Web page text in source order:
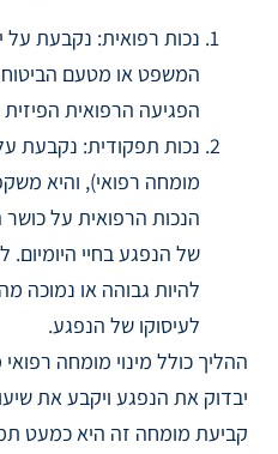
נכות רפואית: נקבעת על
המשפט או מטעם
הפגיעה הרפואית
נכות תפקודית: נקבעת
מומחה רפואי), והיא
הנכות הרפואית על
של הנפגע בחיי היומיום.
להיות גבוהה או נמוכה
לעיסוקו של הנפגע.
ההליך כולל מינוי מומחה
יבדוק את הנפגע ויקבע את
קביעת מומחה זה היא כמעט